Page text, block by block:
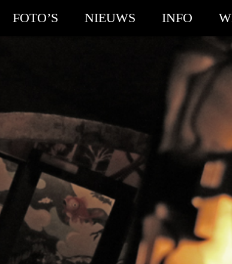
FOTO’S NIEUWS INFO